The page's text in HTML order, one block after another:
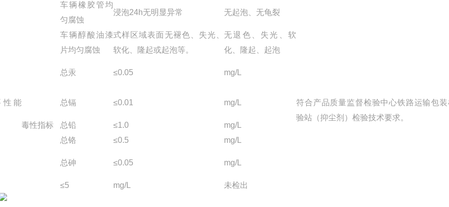
车辆橡胶管均
匀腐蚀
浸泡24h无明显异常 无起泡、无龟裂
性能
车辆醇酸油漆
片均匀腐蚀
式样区域表面无褪色、失光、
软化、隆起或起泡等。
无退色、失光、软
化、隆起、起泡
符合产品质量监督检验中心铁路运输包
验站（抑尘剂）检验技术要求。
毒性指标
总汞 ≤0.05 mg/L
总镉 ≤0.01 mg/L
总铅 ≤1.0
mg/L
总铬
≤0.5 mg/L
总砷 ≤0.05 mg/L
≤5 mg/L 未检出